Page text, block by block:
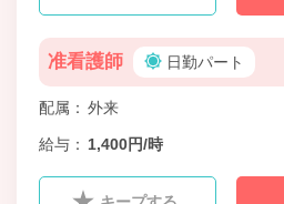
准看護師 日勤パート
配属 外来
給与 1,400円/時